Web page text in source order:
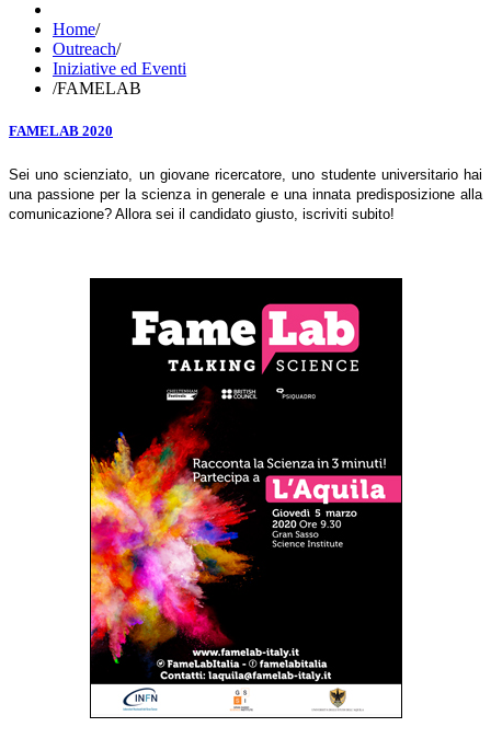
Home/
Outreach/
Iniziative ed Eventi
/FAMELAB
FAMELAB 2020
Sei uno scienziato, un giovane ricercatore, uno studente universitario hai
una passione per la scienza in generale e una innata predisposizione alla
comunicazione? Allora sei il candidato giusto, iscriviti subito!